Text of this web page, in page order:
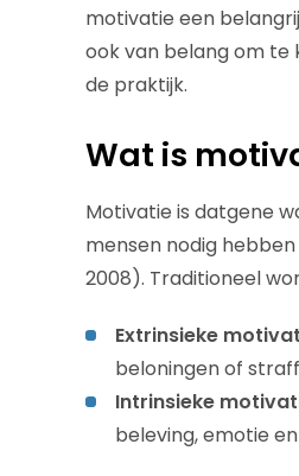
motivatie een
ook van belang om te
de praktijk.
Wat is
Motivatie is datgene
mensen nodig
2008). Traditioneel
Extrinsieke
beloningen of
Intrinsieke
beleving, emotie